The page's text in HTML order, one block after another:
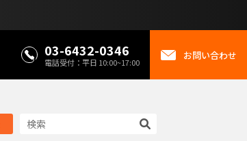
03-6432-0346
電話受付：平日 10:00~17:00
お問い合わせ